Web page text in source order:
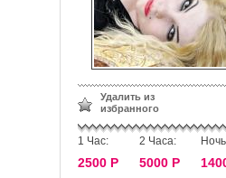
Удалить из
избранного
1 Час:
2500 Р
2 Часа:
5000 Р